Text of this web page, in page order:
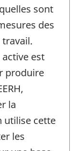
sont
des
est
produire
la
utilise cette
les